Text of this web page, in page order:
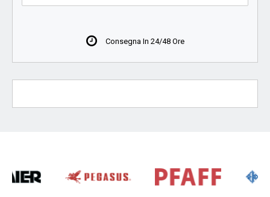
Consegna In 24/48 Ore